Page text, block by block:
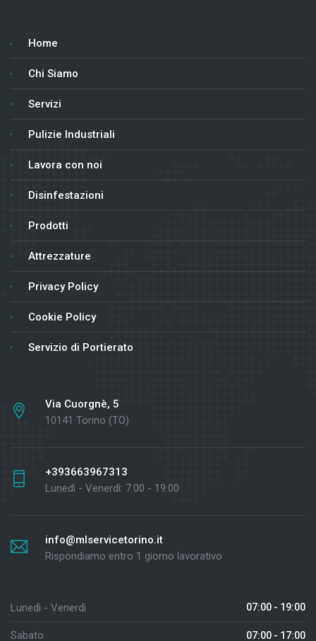
Home
Chi Siamo
Servizi
Pulizie Industriali
Lavora con noi
Disinfestazioni
Prodotti
Attrezzature
Privacy Policy
Cookie Policy
Servizio di Portierato
Via Cuorgnè, 5
10141 Torino (TO)
+393663967313
Lunedì - Venerdì: 7:00 - 19:00
info@mlservicetorino.it
Rispondiamo entro 1 giorno lavorativo
Lunedì - Venerdì 07:00 - 19:00
Sabato 07:00 - 17:00